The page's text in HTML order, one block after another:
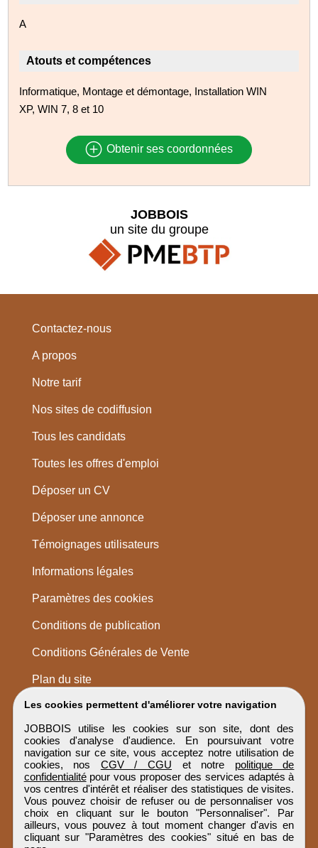
A
Atouts et compétences
Informatique, Montage et démontage, Installation WIN
XP, WIN 7, 8 et 10
Obtenir ses coordonnées
Les cookies permettent d'améliorer votre navigation
JOBBOIS utilise les cookies sur son site, dont des
cookies d'analyse d'audience. En poursuivant votre
navigation sur ce site, vous acceptez notre utilisation de
cookies, nos CGV / CGU et notre politique de
confidentialitépour vous proposer des services adaptés à
vos centres d'intérêt et réaliser des statistiques de visites.
Vous pouvez choisir de refuser ou de personnaliser vos
choix en cliquant sur le bouton "Personnaliser". Par
ailleurs, vous pouvez à tout moment changer d'avis en
cliquant sur "Paramètres des cookies" situé en bas de
JOBBOIS
un site du groupe
Contactez-nous
A propos
Notre tarif
Nos sites de codiffusion
Tous les candidats
Toutes les offres d'emploi
Déposer un CV
Déposer une annonce
Témoignages utilisateurs
Informations légales
Paramètres des cookies
Conditions de publication
Conditions Générales de Vente
Plan du site